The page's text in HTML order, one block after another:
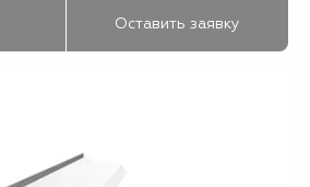
Оставить заявку